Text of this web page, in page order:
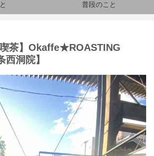
普段のこと
喫茶】Okaffe★ROASTING
西洞院】